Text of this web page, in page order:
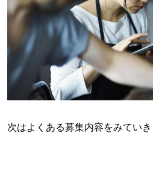
次はよくある募集内容をみていき